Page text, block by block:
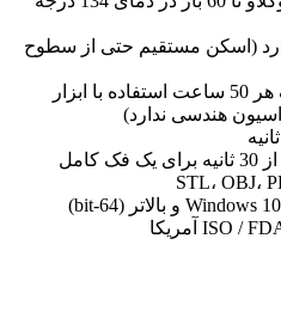
(اسکن مستقیم حتی از سطوح
نیاز به کالیبراسیون رنگ هر 50 ساعت استفاده با ابزار
هندسی ندارد)